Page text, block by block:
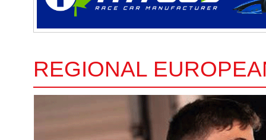
REGIONAL